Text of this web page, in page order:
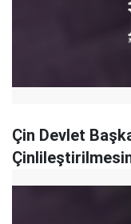
Çin Devlet